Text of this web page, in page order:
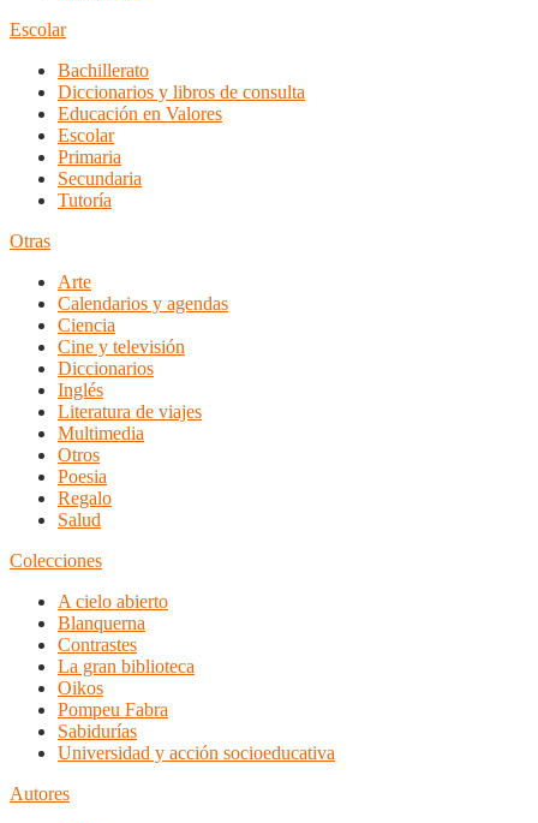
Escolar
Bachillerato
Diccionarios y libros de consulta
Educación en Valores
Escolar
Primaria
Secundaria
Tutoría
Otras
Arte
Calendarios y agendas
Ciencia
Cine y televisión
Diccionarios
Inglés
Literatura de viajes
Multimedia
Otros
Poesia
Regalo
Salud
Colecciones
A cielo abierto
Blanquerna
Contrastes
La gran biblioteca
Oikos
Pompeu Fabra
Sabidurías
Universidad y acción socioeducativa
Autores